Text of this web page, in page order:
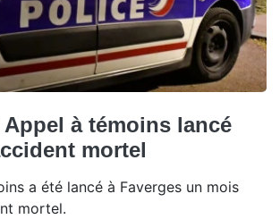
Appel à témoins lancé
mortel
a été lancé à Faverges un mois
mortel.